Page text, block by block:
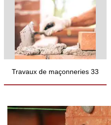
Travaux de maçonneries 33